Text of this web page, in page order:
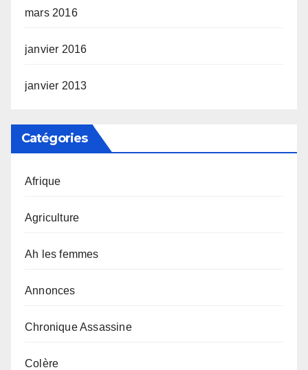
mars 2016
janvier 2016
janvier 2013
Catégories
Afrique
Agriculture
Ah les femmes
Annonces
Chronique Assassine
Colère